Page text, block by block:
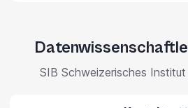
SIB Schweizerisches